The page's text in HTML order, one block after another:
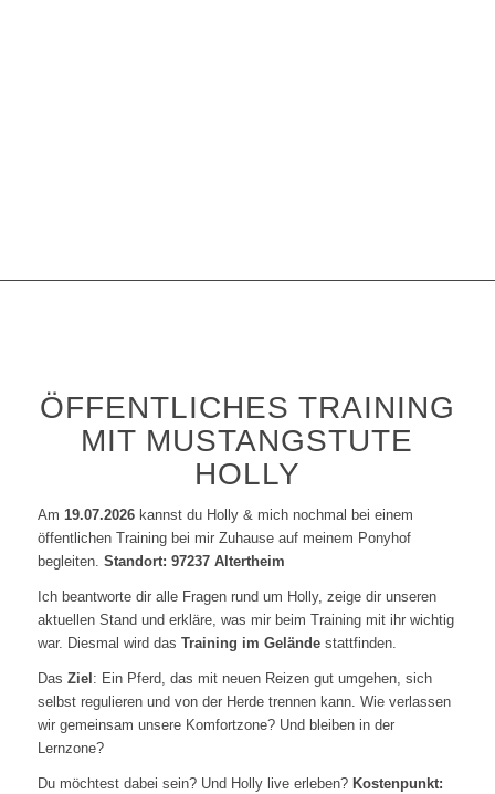
ÖFFENTLICHES TRAINING
MIT MUSTANGSTUTE
HOLLY
Am 19.07.2026kannst du Holly & mich nochmal bei einem
öffentlichen Training bei mir Zuhause auf meinem Ponyhof
begleiten. Standort: 97237 Altertheim
Ich beantworte dir alle Fragen rund um Holly, zeige dir unseren
aktuellen Stand und erkläre, was mir beim Training mit ihr wichtig
war. Diesmal wird das Training im Geländestattfinden.
Das Ziel : Ein Pferd, das mit neuen Reizen gut umgehen, sich
selbst regulieren und von der Herde trennen kann. Wie verlassen
wir gemeinsam unsere Komfortzone? Und bleiben in der
Lernzone?
Du möchtest dabei sein? Und Holly live erleben? Kostenpunkt: